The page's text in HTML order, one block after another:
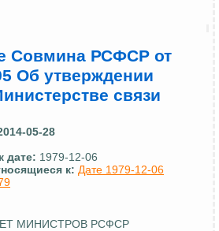
Совмина РСФСР от
Об утверждении
связи
05-28
дате: 1979-12-06
к: Дате 1979-12-06
МИНИСТРОВ РСФСР